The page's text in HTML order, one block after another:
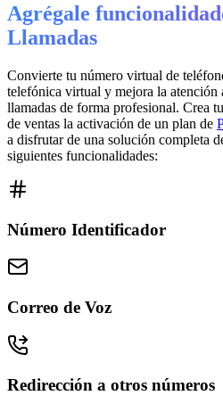
Agrégale
Llamadas
Convierte tu número virtual de
telefónica virtual y mejora la atención
llamadas de forma profesional. Crea
de ventas la activación de un plan de
a disfrutar de una solución completa
siguientes funcionalidades:
Número Identificador
Correo de Voz
Redirección a otros números